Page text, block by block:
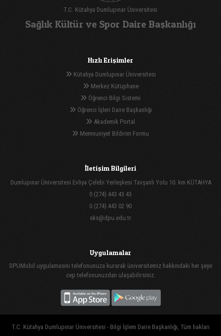
T.C. Kütahya Dumlupınar Üniversitesi
Sağlık Kültür ve Spor Daire Başkanlığı
Hızlı Erişimler
Kütahya Dumlupınar Üniversitesi
Merkez Kütüphane
Öğrenci Bilgi Sistemi
Öğrenci İşleri Daire Başkanlığı
Akademik Portal
Memnuniyet Bildirim Formu
İletişim Bilgileri
Dumlupınar Üniversitesi Evliya Çelebi Yerleşkesi Tavşanlı Yolu 10. km KÜTAHYA
0 (274) 443 43 43
0 (274) 443 02 90
sks@dpu.edu.tr
Uygulamalar
DPUMobil uygulamasını telefonunuza kurarak üniversitemiz hakkındaki her şeye
cep telefonunuzdan ulaşabilirsiniz.
T.C. Kütahya Dumlupınar Üniversitesi - Bilgi İşlem Daire Başkanlığı, Tüm hakları